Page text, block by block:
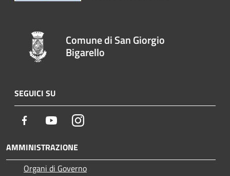
Comune di San Giorgio
Bigarello
SEGUICI SU
Facebook YoutubeInstagram
AMMINISTRAZIONE
Organi di Governo